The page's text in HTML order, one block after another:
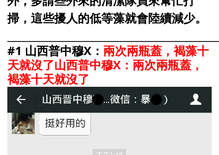
掃，這些擾人的低等藻就會陸續減少。
#1 山西普中穆X： 兩次兩瓶蓋，褐藻十
天就沒了山西普中穆X：兩次兩瓶蓋，
褐藻十天就沒了